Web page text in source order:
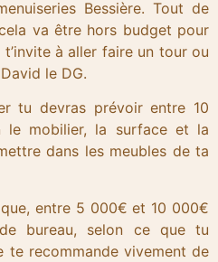
Bessière. Tout de
va être hors budget pour
à aller faire un tour ou
le DG.
tu devras prévoir entre 10
mobilier, la surface et la
dans les meubles de ta
entre 5 000€ et 10 000€
bureau, selon ce que tu
te recommande vivement de